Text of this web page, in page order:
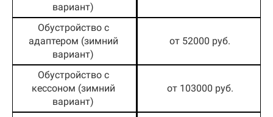
вариант)
Обустройство с
адаптером (зимний
вариант)
от 52000 руб.
Обустройство с
кессоном (зимний
вариант)
от 103000 руб.